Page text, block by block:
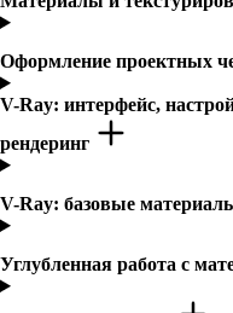
Оформление проектных
V-Ray: интерфейс,
рендеринг
V-Ray: базовые
Углубленная работа с